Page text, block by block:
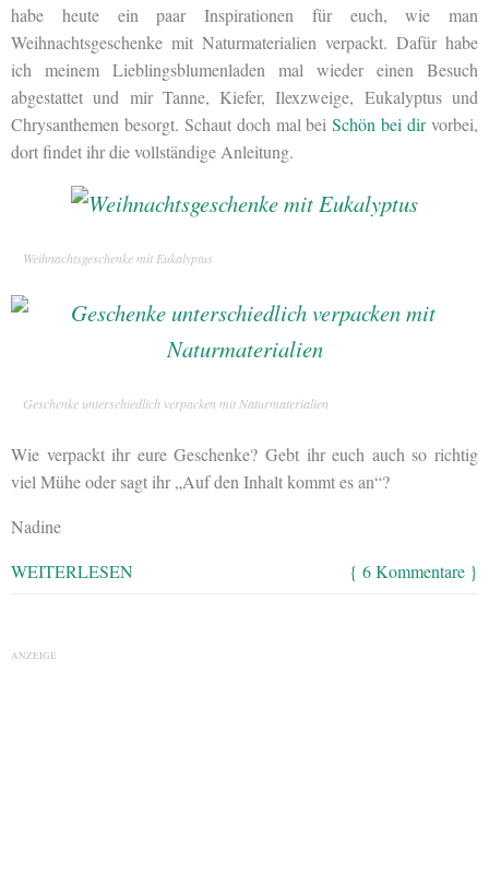
habe heute ein paar Inspirationen für euch, wie man
Weihnachtsgeschenke mit Naturmaterialien verpackt. Dafür habe
ich meinem Lieblingsblumenladen mal wieder einen Besuch
abgestattet und mir Tanne, Kiefer, Ilexzweige, Eukalyptus und
Chrysanthemen besorgt. Schaut doch mal beiSchön bei dirvorbei,
dort findet ihr die vollständige Anleitung.
Weihnachtsgeschenke mit Eukalyptus
Geschenke unterschiedlich verpacken mit Naturmaterialien
Wie verpackt ihr eure Geschenke? Gebt ihr euch auch so richtig
viel Mühe oder sagt ihr „Auf den Inhalt kommt es an“?
Nadine
WEITERLESEN
{ 6 Kommentare }
ANZEIGE